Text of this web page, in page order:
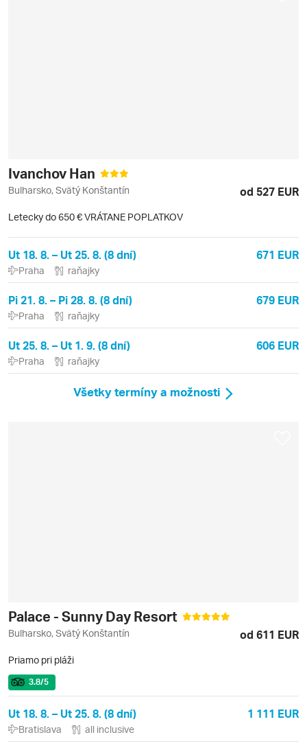
Ivanchov Han
Bulharsko, Svätý Konštantín od 527 EUR
Letecky do 650 € VRÁTANE POPLATKOV
Ut 18. 8. – Ut 25. 8. (8 dní) 671 EUR
Praha raňajky
Pi 21. 8. – Pi 28. 8. (8 dní) 679 EUR
Praha raňajky
Ut 25. 8. – Ut 1. 9. (8 dní) 606 EUR
Praha raňajky
Všetky termíny a možnosti
Palace - Sunny Day Resort
Bulharsko, Svätý Konštantín od 611 EUR
Priamo pri pláži
3.8/5
Ut 18. 8. – Ut 25. 8. (8 dní) 1 111 EUR
Bratislava all inclusive